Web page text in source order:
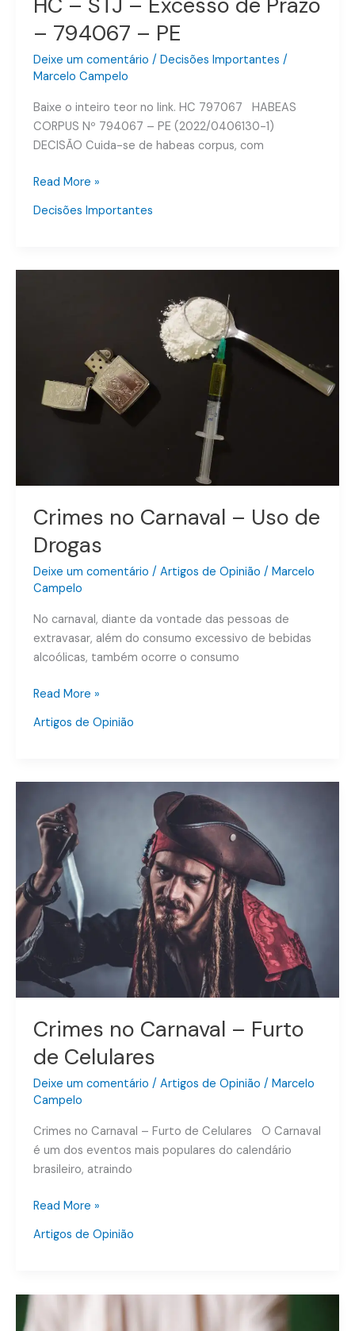
– 794067 – PE
Deixe um comentário / Decisões Importantes /
Marcelo Campelo
Baixe o inteiro teor no link. HC 797067 HABEAS
CORPUS Nº 794067 – PE (2022/0406130-1)
DECISÃO Cuida-se de habeas corpus, com
STJ
–
Excesso
Prazo
–
794067
PE
Read More »
Decisões Importantes
Crimes no Carnaval – Uso de
Drogas
Deixe um comentário / Artigos de Opinião / Marcelo
Campelo
No carnaval, diante da vontade das pessoas de
extravasar, além do consumo excessivo de bebidas
alcoólicas, também ocorre o consumo
Drogas
Read More »
Artigos de Opinião
Crimes no Carnaval – Furto
de Celulares
Deixe um comentário / Artigos de Opinião / Marcelo
Campelo
Crimes no Carnaval – Furto de Celulares O Carnaval
é um dos eventos mais populares do calendário
brasileiro, atraindo
Carnaval
–
Furto
de
Celulares
Read More »
Artigos de Opinião